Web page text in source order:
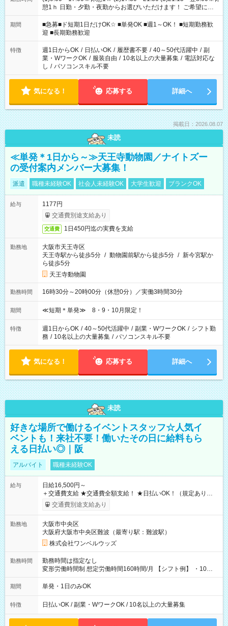
憩1ｈ 日勤・夕勤・夜勤からお選びいただけます！ ご希望に合
わせて働けるお仕事です(*^^*) 【その他選べる勤務時間】 8-17
時/9-17時/9-18時/10-18時/11-21時/18-22時/20-翌4時/21-翌5
時/22-翌6時/0-翌8時 ご自身のご都合で選んで頂ける完全自由シ
フト！
期間
■急募■ド短期1日だけOK☆ ■単発OK ■週1～OK！ ■短期勤務歓
迎 ■長期勤務歓迎
特徴 週1日からOK / 日払いOK / 履歴書不要 / 40～50代活躍中 / 副
業・WワークOK / 服装自由 / 10名以上の大量募集 / 電話対応な
し / パソコンスキル不要
気になる！ 応募する 詳細へ
掲載日：2026.08.07
未読
≪単発＊1日から～≫天王寺動物園／ナイトズー
の受付案内メンバー大募集！
派遣 職種未経験OK 社会人未経験OK 大学生歓迎 ブランクOK
給与
1177円
交通費別途支給あり
交通費 1日450円迄の実費を支給
勤務地
大阪市天王寺区
天王寺駅から徒歩5分 / 動物園前駅から徒歩5分 / 新今宮駅か
ら徒歩5分
天王寺動物園
勤務時間 16時30分～20時00分（休憩0分）／実働3時間30分
期間 ≪短期＊単発≫ 8・9・10月限定！
特徴 週1日からOK / 40～50代活躍中 / 副業・WワークOK / シフト勤
務 / 10名以上の大量募集 / パソコンスキル不要
気になる！ 応募する 詳細へ
未読
好きな場所で働けるイベントスタッフ☆人気イ
ベントも！来社不要！働いたその日に給料もら
える日払い◎｜阪
アルバイト 職種未経験OK
給与
日給16,500円～
＋交通費支給 ★交通費全額支給！ ★日払いOK！（規定あり） ┗
働いたその日に現金GET♪ お仕事後はコンビニATMから 日払
交通費別途支給あり
勤務地
大阪市中央区
大阪府大阪市中央区難波（最寄り駅：難波駅）
株式会社ワンベルウッズ
勤務時間
勤務時間は指定なし
変形労働時間制 想定労働時間160時間/月 【シフト例】 ・10：
00～20：00
期間 単発・1日のみOK
特徴 日払いOK / 副業・WワークOK / 10名以上の大量募集